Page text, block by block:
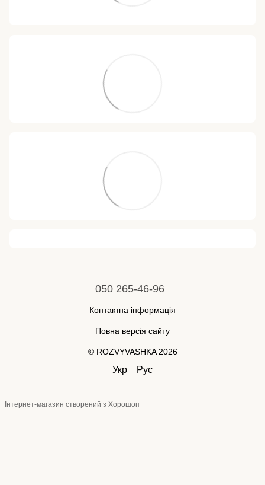
050 265-46-96
Контактна інформація
Повна версія сайту
© ROZVYVASHKA 2026
Укр Рус
Інтернет-магазин створений з Хорошоп